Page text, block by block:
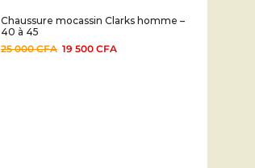
Chaussure mocassin Clarks homme –
40 à 45
25 000CFA 19 500 CFA